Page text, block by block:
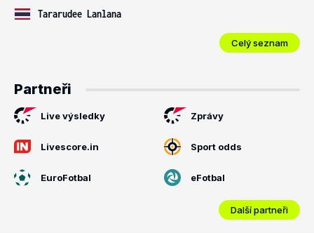
Tararudee Lanlana
Celý seznam
Partneři
Live výsledky Zprávy
Livescore.in Sport odds
EuroFotbal eFotbal
Další partneři